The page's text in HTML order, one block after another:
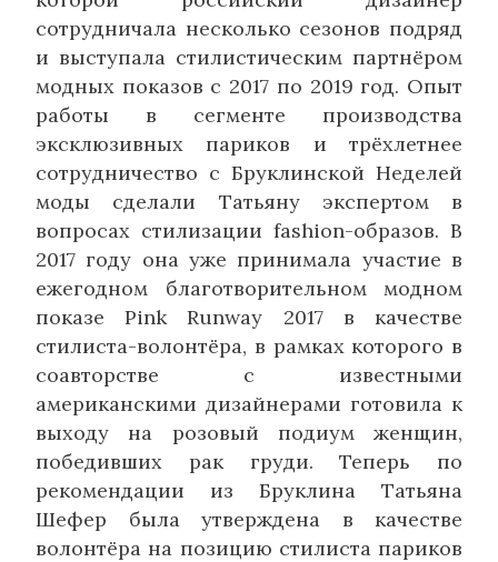
сотрудничала несколько сезонов подряд
и выступала стилистическим партнёром
модных показов с 2017 по 2019 год. Опыт
работы в сегменте производства
эксклюзивных париков и трёхлетнее
сотрудничество с Бруклинской Неделей
моды сделали Татьяну экспертом в
вопросах стилизации fashion-образов. В
2017 году она уже принимала участие в
ежегодном благотворительном модном
показе Pink Runway 2017 в качестве
стилиста-волонтёра, в рамках которого в
соавторстве с известными
американскими дизайнерами готовила к
выходу на розовый подиум женщин,
победивших рак груди. Теперь по
рекомендации из Бруклина Татьяна
Шефер была утверждена в качестве
волонтёра на позицию стилиста париков